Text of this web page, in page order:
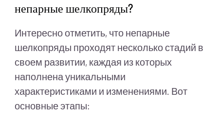
непарные шелкопряды?
Интересно отметить, что непарные
шелкопряды проходят несколько стадий в
своем развитии, каждая из которых
наполнена уникальными
характеристиками и изменениями. Вот
основные этапы: